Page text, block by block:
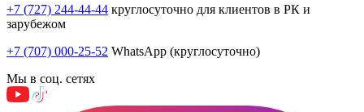
+7 (727) 244-44-44 круглосуточно для клиентов в РК и
зарубежом
+7 (707) 000-25-52 WhatsApp (круглосуточно)
Мы в соц. сетях